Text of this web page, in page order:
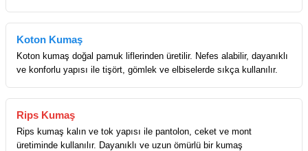
Koton Kumaş
Koton kumaş doğal pamuk liflerinden üretilir. Nefes alabilir, dayanıklı
ve konforlu yapısı ile tişört, gömlek ve elbiselerde sıkça kullanılır.
Rips Kumaş
Rips kumaş kalın ve tok yapısı ile pantolon, ceket ve mont
üretiminde kullanılır. Dayanıklı ve uzun ömürlü bir kumaş